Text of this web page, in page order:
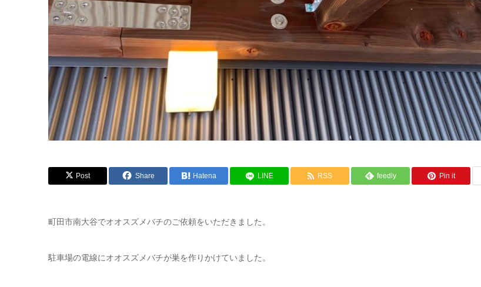
Post Share Hatena LINE RSS feedly Pin it
町田市南大谷でオオスズメバチのご依頼をいただきました。
駐車場の電線にオオスズメバチが巣を作りかけていました。